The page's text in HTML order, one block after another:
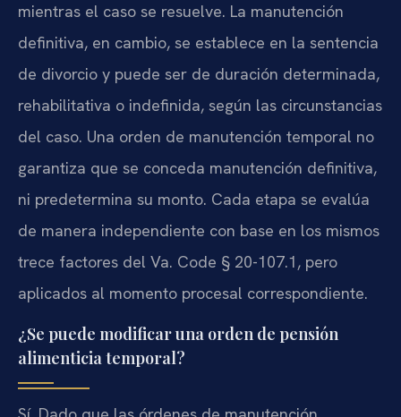
mientras el caso se resuelve. La manutención
definitiva, en cambio, se establece en la sentencia
de divorcio y puede ser de duración determinada,
rehabilitativa o indefinida, según las circunstancias
del caso. Una orden de manutención temporal no
garantiza que se conceda manutención definitiva,
ni predetermina su monto. Cada etapa se evalúa
de manera independiente con base en los mismos
trece factores del Va. Code § 20-107.1, pero
aplicados al momento procesal correspondiente.
¿Se puede modificar una orden de pensión
alimenticia temporal?